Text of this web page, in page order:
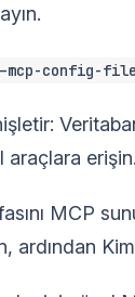
mcp-config-file
araçlara erişin.
MCP
ardından